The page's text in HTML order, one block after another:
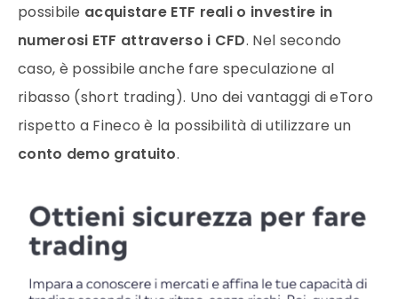
possibile acquistare ETF reali o investire in
numerosi ETF attraverso i CFD. Nel secondo
caso, è possibile anche fare speculazione al
ribasso (short trading). Uno dei vantaggi di eToro
rispetto a Fineco è la possibilità di utilizzare un
conto demo gratuito.